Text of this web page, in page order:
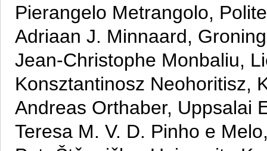
Pierangelo Metrangolo,
Adriaan J. Minnaard,
Jean-Christophe Monbaliu,
Konsztantinosz Neohoritisz,
Andreas Orthaber, Uppsalai
Teresa M. V. D. Pinho e